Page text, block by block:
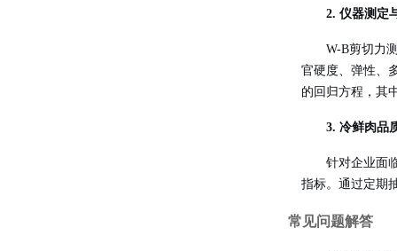
2. 仪器测定
W-B剪切力
官硬度、弹性、
的回归方程，其
3. 冷鲜肉品
针对企业面
指标。通过定期
常见问题解答